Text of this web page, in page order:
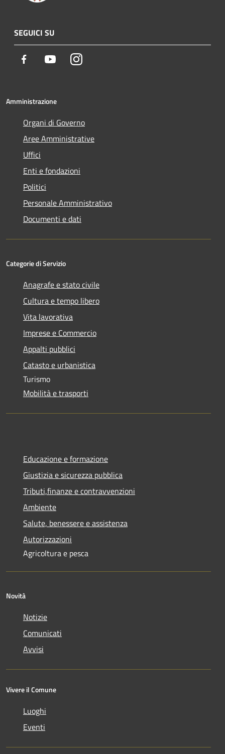
SEGUICI SU
Facebook YoutubeInstagram
Amministrazione
Organi di Governo
Aree Amministrative
Uffici
Enti e fondazioni
Politici
Personale Amministrativo
Documenti e dati
Categorie di Servizio
Anagrafe e stato civile
Cultura e tempo libero
Vita lavorativa
Imprese e Commercio
Appalti pubblici
Catasto e urbanistica
Turismo
Mobilità e trasporti
Educazione e formazione
Giustizia e sicurezza pubblica
Tributi,finanze e contravvenzioni
Ambiente
Salute, benessere e assistenza
Autorizzazioni
Agricoltura e pesca
Novità
Notizie
Comunicati
Avvisi
Vivere il Comune
Luoghi
Eventi